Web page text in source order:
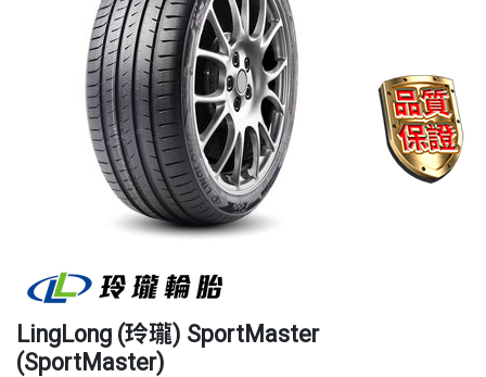
LingLong (玲瓏) SportMaster
(SportMaster)